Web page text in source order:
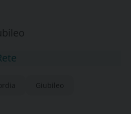
Giubileo